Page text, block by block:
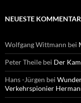
NEUESTE
Wolfgang Wittmann bei
Peter Theile bei Der
Hans -Jürgen bei
Verkehrspionier